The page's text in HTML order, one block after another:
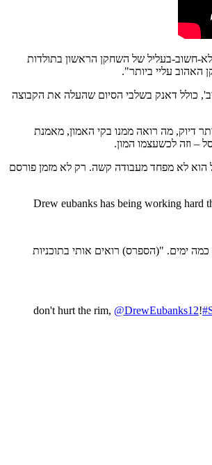
16.3 נק' וקטף 7.7 ריבאונדים למשחק. הוא גם מחזיק בתואר הלא-חשוב-בעליל של השחקן הראשון בתולדות
האהוב עליי ביותר".
למשחקי הקיץ יובנקס בא רעב כדי להוכיח שהוא שווה יותר מהחוזה הדו-צדדי שעליו חתם עם הספרס. הלילה, בהפסד של הקבוצה לפיניקס הוא סיים עם 16 נק' ו-9 ריב', כולל דאנק בשלבי הסיום שהעלה את הקבוצה
דיוק, מה רואה ממנו בקי האמון, מאמנת
– וזה לכשעצמו המון.
הוא לא מפחד מעבודה קשה. רק לא מזמן פורסם
Drew eubanks has being working hard
ימים. "(הספרס) רואים אותי בתוכניות
don't hurt the rim, @DrewEubanks12!